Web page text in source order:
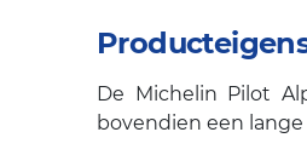
De Michelin Pilot
bovendien een